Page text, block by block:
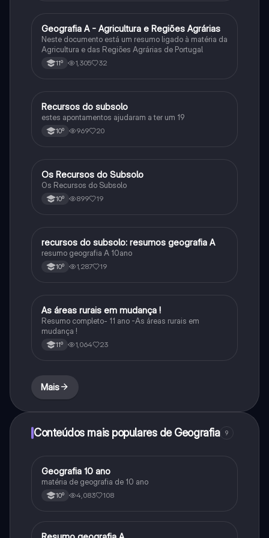
Geografia
Geografia A - Agricultura e Regiões Agrárias
Neste documento está um resumo ligado à matéria da
Agricultura e das Regiões Agrárias de Portugal
11º 1,305 32
Geografia
Recursos do subsolo
estes apontamentos ajudaram a ter um 19
10º 969 20
Geografia
Os Recursos do Subsolo
Os Recursos do Subsolo
10º 899 19
Geografia
recursos do subsolo: resumos geografia A
resumo geografia A 10ano
10º 1,287 19
Geografia
As áreas rurais em mudança !
Resumo completo- 11 ano -As áreas rurais em
mudança !
11º 1,064 23
Mais
Conteúdos mais populares de Geografia 9
Geografia
Geografia 10 ano
matéria de geografia de 10 ano
10º 4,083 108
Geografia